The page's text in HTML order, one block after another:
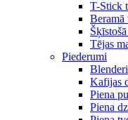
T-Stick
Beramā
Tējas
Piederumi
Blenderi
Kafijas
Piena
Piena